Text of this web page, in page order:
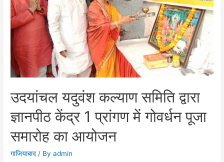
एकता
जरूरी
तेजेंद्र
पाल
उदयांचल यदुवंश कल्याण समिति द्वारा
ज्ञानपीठ केंद्र 1 प्रांगण में गोवर्धन पूजा
समारोह का आयोजन
गाजियाबाद / Byadmin